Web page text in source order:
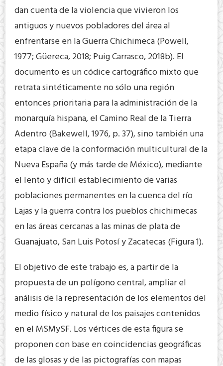
dan cuenta de la violencia que vivieron los
antiguos y nuevos pobladores del área al
enfrentarse en la Guerra Chichimeca (Powell,
1977; Güereca, 2018; Puig Carrasco, 2018b). El
documento es un códice cartográfico mixto que
retrata sintéticamente no sólo una región
entonces prioritaria para la administración de la
monarquía hispana, el Camino Real de la Tierra
Adentro (Bakewell, 1976, p. 37), sino también una
etapa clave de la conformación multicultural de la
Nueva España (y más tarde de México), mediante
el lento y difícil establecimiento de varias
poblaciones permanentes en la cuenca del río
Lajas y la guerra contra los pueblos chichimecas
en las áreas cercanas a las minas de plata de
Guanajuato, San Luis Potosí y Zacatecas (Figura 1).
El objetivo de este trabajo es, a partir de la
propuesta de un polígono central, ampliar el
análisis de la representación de los elementos del
medio físico y natural de los paisajes contenidos
en el MSMySF. Los vértices de esta figura se
proponen con base en coincidencias geográficas
de las glosas y de las pictografías con mapas